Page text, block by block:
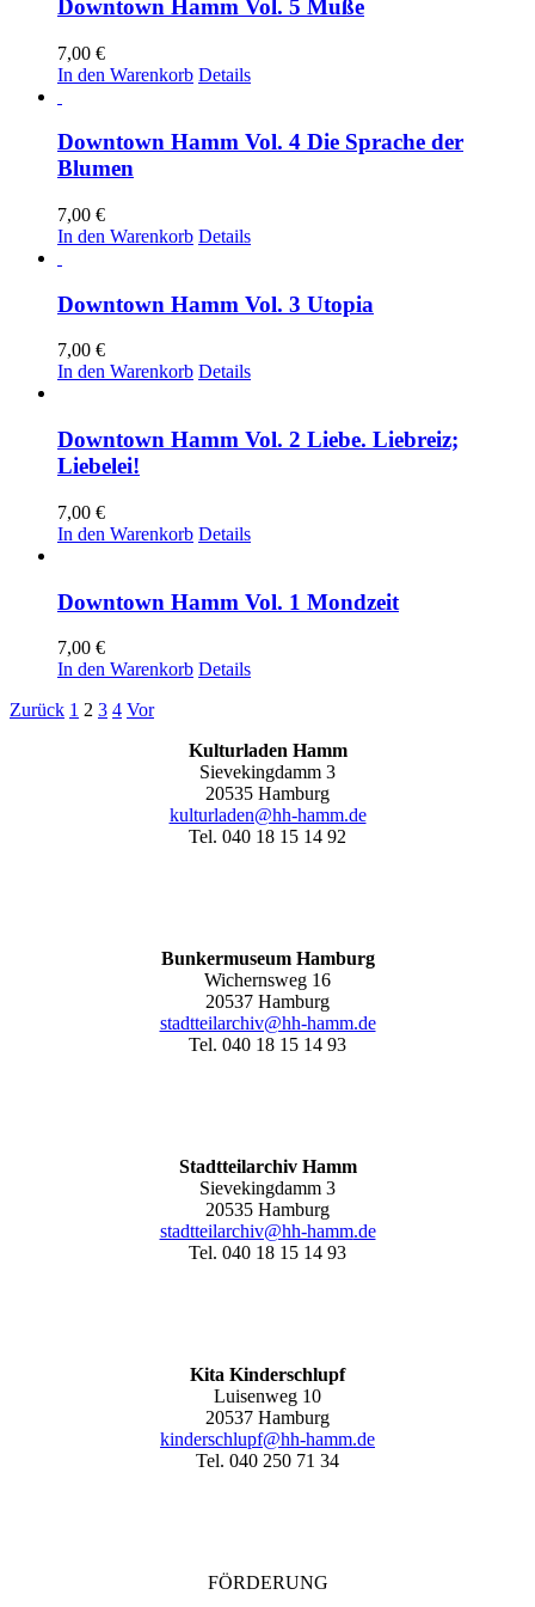
Downtown Hamm Vol. 5 Muße
7,00 €
In den Warenkorb Details
Downtown Hamm Vol. 4 Die Sprache der
Blumen
7,00 €
In den Warenkorb Details
Downtown Hamm Vol. 3 Utopia
7,00 €
In den Warenkorb Details
Downtown Hamm Vol. 2 Liebe. Liebreiz;
Liebelei!
7,00 €
In den Warenkorb Details
Downtown Hamm Vol. 1 Mondzeit
7,00 €
In den Warenkorb Details
Zurück 1 2 3 4 Vor
Kulturladen Hamm
Sievekingdamm 3
20535 Hamburg
kulturladen@hh-hamm.de
Tel. 040 18 15 14 92
Bunkermuseum Hamburg
Wichernsweg 16
20537 Hamburg
stadtteilarchiv@hh-hamm.de
Tel. 040 18 15 14 93
Stadtteilarchiv Hamm
Sievekingdamm 3
20535 Hamburg
stadtteilarchiv@hh-hamm.de
Tel. 040 18 15 14 93
Kita Kinderschlupf
Luisenweg 10
20537 Hamburg
kinderschlupf@hh-hamm.de
Tel. 040 250 71 34
FÖRDERUNG